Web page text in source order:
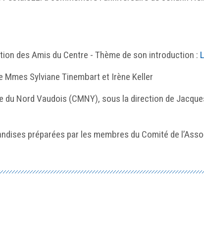
des Amis du Centre - Thème de son introduction :
Mmes Sylviane Tinembart et Irène Keller
Nord Vaudois (CMNY), sous la direction de
préparées par les membres du Comité de